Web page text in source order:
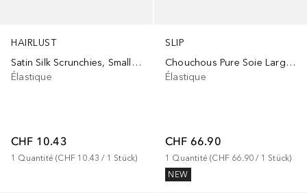
HAIRLUST
Satin Silk Scrunchies, Small, 5-Pack
Élastique
CHF 10.43
1 Quantité (CHF 10.43 / 1 Stück)
SLIP
Chouchous Pure Soie Larges - Jour De Match
Élastique
CHF 66.90
1 Quantité (CHF 66.90 / 1 Stück)
NEW